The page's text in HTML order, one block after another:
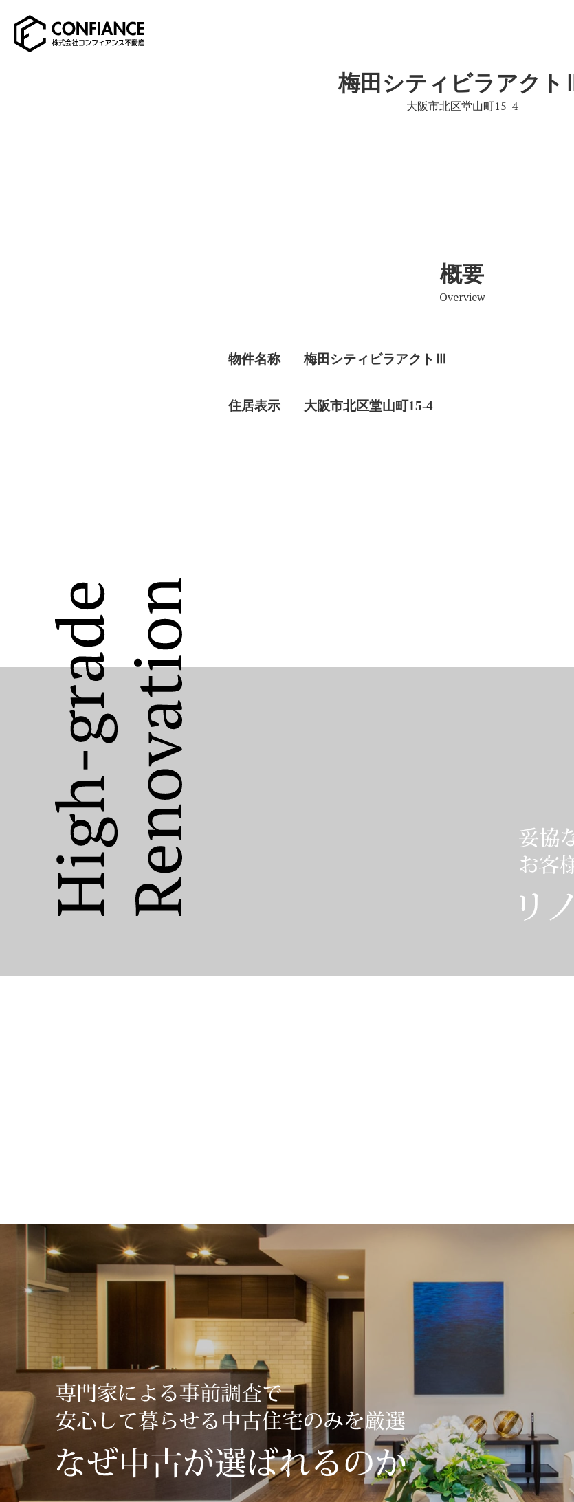
梅田シティビラアクトⅢ
大阪市北区堂山町15-4
概要
Overview
物件名称 梅田シティビラアクトⅢ
住居表示 大阪市北区堂山町15-4